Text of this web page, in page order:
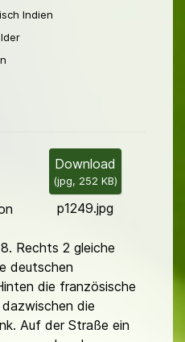
Indien
Download
(jpg, 252 KB)
p1249.jpg
Rechts 2 gleiche
deutschen
die fran­zösische
die
Auf der Straße ein